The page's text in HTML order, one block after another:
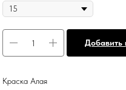
Добавить
Краска Алая